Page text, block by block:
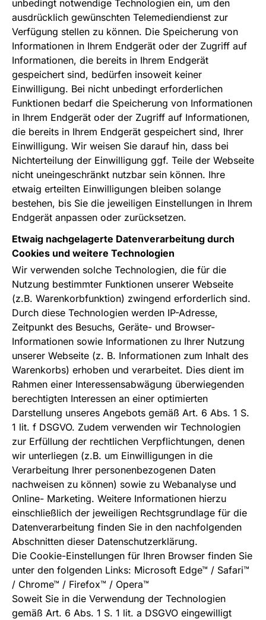
unbedingt notwendige Technologien ein, um den
ausdrücklich gewünschten Telemediendienst zur
Verfügung stellen zu können. Die Speicherung von
Informationen in Ihrem Endgerät oder der Zugriff auf
Informationen, die bereits in Ihrem Endgerät
gespeichert sind, bedürfen insoweit keiner
Einwilligung. Bei nicht unbedingt erforderlichen
Funktionen bedarf die Speicherung von Informationen
in Ihrem Endgerät oder der Zugriff auf Informationen,
die bereits in Ihrem Endgerät gespeichert sind, Ihrer
Einwilligung. Wir weisen Sie darauf hin, dass bei
Nichterteilung der Einwilligung ggf. Teile der Webseite
nicht uneingeschränkt nutzbar sein können. Ihre
etwaig erteilten Einwilligungen bleiben solange
bestehen, bis Sie die jeweiligen Einstellungen in Ihrem
Endgerät anpassen oder zurücksetzen.
Etwaig nachgelagerte Datenverarbeitung durch
Cookies und weitere Technologien
Wir verwenden solche Technologien, die für die
Nutzung bestimmter Funktionen unserer Webseite
(z.B. Warenkorbfunktion) zwingend erforderlich sind.
Durch diese Technologien werden IP-Adresse,
Zeitpunkt des Besuchs, Geräte- und Browser-
Informationen sowie Informationen zu Ihrer Nutzung
unserer Webseite (z. B. Informationen zum Inhalt des
Warenkorbs) erhoben und verarbeitet. Dies dient im
Rahmen einer Interessensabwägung überwiegenden
berechtigten Interessen an einer optimierten
Darstellung unseres Angebots gemäß Art. 6 Abs. 1 S.
1 lit. f DSGVO. Zudem verwenden wir Technologien
zur Erfüllung der rechtlichen Verpflichtungen, denen
wir unterliegen (z.B. um Einwilligungen in die
Verarbeitung Ihrer personenbezogenen Daten
nachweisen zu können) sowie zu Webanalyse und
Online- Marketing. Weitere Informationen hierzu
einschließlich der jeweiligen Rechtsgrundlage für die
Datenverarbeitung finden Sie in den nachfolgenden
Abschnitten dieser Datenschutzerklärung.
Die Cookie-Einstellungen für Ihren Browser finden Sie
unter den folgenden Links: Microsoft Edge™ / Safari™
/ Chrome™ / Firefox™ / Opera™
Soweit Sie in die Verwendung der Technologien
gemäß Art. 6 Abs. 1 S. 1 lit. a DSGVO eingewilligt